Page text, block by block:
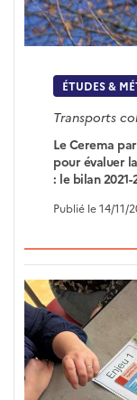
ÉTUDES &
Transports
Le Cerema
pour évaluer
: le bilan 2021-
Publié le 14/11/